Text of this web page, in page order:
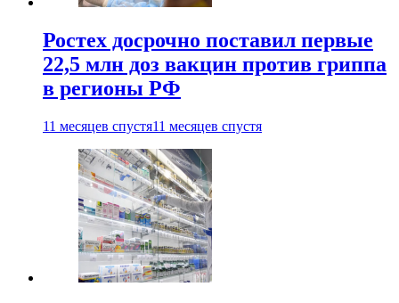
Ростех досрочно поставил первые
22,5 млн доз вакцин против гриппа
в регионы РФ
11 месяцев спустя11 месяцев спустя